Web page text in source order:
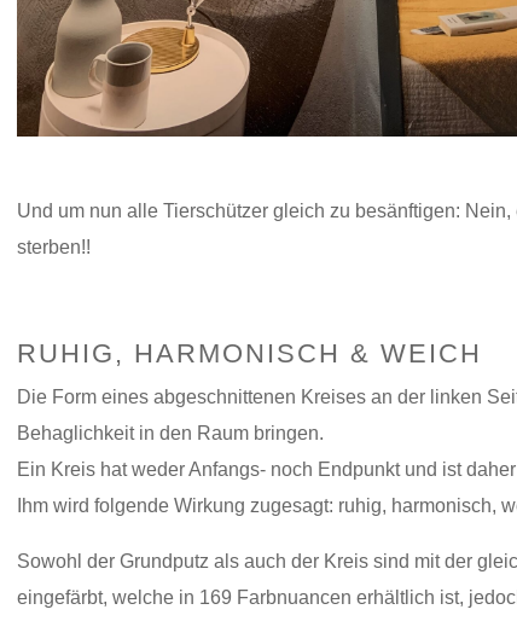
Und um nun alle Tierschützer gleich zu besänftigen:
sterben!!
RUHIG, HARMONISCH & WEICH
Die Form eines abgeschnittenen Kreises an der linken
Behaglichkeit in den Raum bringen.
Ein Kreis hat weder Anfangs- noch Endpunkt und ist
Ihm wird folgende Wirkung zugesagt: ruhig, harmonisch,
Sowohl der Grundputz als auch der Kreis sind mit der
eingefärbt, welche in 169 Farbnuancen erhältlich ist,